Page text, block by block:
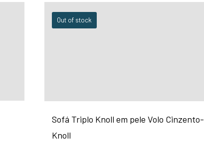
Out of stock
Sofá Triplo Knoll em pele Volo Cinzento-
Knoll